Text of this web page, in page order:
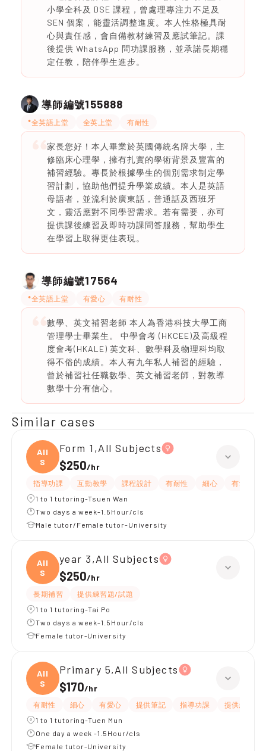
小學全科及 DSE 課程，曾處理專注力不足及
SEN 個案，能靈活調整進度。本人性格極具耐
心與責任感，會自備教材練習及應試筆記。課
後提供 WhatsApp 問功課服務，並承諾長期穩
定任教，陪伴學生進步。
導師編號155888
*全英語上堂 全英上堂 有耐性
家長您好！本人畢業於英國傳統名牌大學，主
修臨床心理學，擁有扎實的學術背景及豐富的
補習經驗。專長於根據學生的個別需求制定學
習計劃，協助他們提升學業成績。本人是英語
母語者，並流利於廣東話，普通話及西班牙
文，靈活應對不同學習需求。若有需要，亦可
提供課後練習及即時功課問答服務，幫助學生
在學習上取得更佳表現。
導師編號17564
*全英語上堂 有愛心 有耐性
數學、英文補習老師 本人為香港科技大學工商
管理學士畢業生。 中學會考 (HKCEE)及高級程
度會考(HKALE) 英文科、數學科及物理科均取
得不俗的成績。本人有九年私人補習的經驗，
曾於補習社任職數學、英文補習老師，對教導
數學十分有信心。
Similar cases
All
S
Form 1,All Subjects
$250/hr
指導功課 互動教學 課程設計 有耐性 細心
有愛心
1 to 1 tutoring-Tsuen Wan
Two days a week-1.5Hour/cls
Male tutor/Female tutor-University
All
S
year 3,All Subjects
$250/hr
長期補習
提供練習題/試題
1 to 1 tutoring-Tai Po
Two days a week-1.5Hour/cls
Female tutor-University
All
S
Primary 5,All Subjects
$170/hr
有耐性 細心 有愛心 提供筆記 指導功課
提供練習題
1 to 1 tutoring-Tuen Mun
One day a week -1.5Hour/cls
Female tutor-University